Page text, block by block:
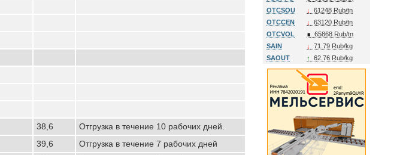
38,6
Отгрузка в течение 10 рабочих дней.
39,6
Отгрузка в течение 7 рабочих дней
OTCSOU
↓
61248 Rub/tn
OTCCEN
↓
63120 Rub/tn
OTCVOL
∎ 65868 Rub/tn
SAIN
↓
71.79 Rub/kg
SAOUT
↑ 62.76 Rub/kg